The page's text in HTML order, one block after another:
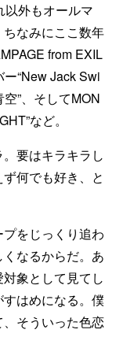
以外もオールマ
なみにここ数年
from EXIL
“New Jack Swi
”、そしてMON
など。
要はキラキラし
何でも好き、と
をじっくり追わ
なるからだ。あ
象として見てし
はめになる。僕
そういった色恋